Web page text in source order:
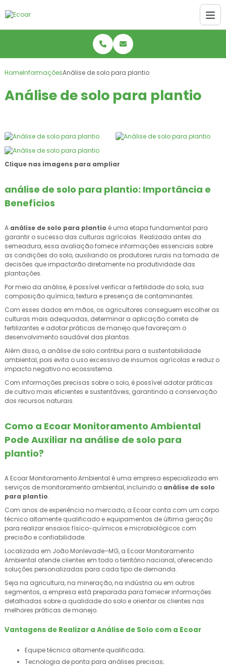
HomeInformaçõesAnálise de solo para plantio
Análise de solo para plantio
Clique nas imagens para ampliar
análise de solo para plantio: Importância e
Benefícios
A análise de solo para plantio é uma etapa fundamental para
garantir o sucesso das culturas agrícolas. Realizada antes da
semeadura, essa avaliação fornece informações essenciais sobre
as condições do solo, auxiliando os produtores rurais na tomada de
decisões que impactarão diretamente na produtividade das
plantações.
Por meio da análise, é possível verificar a fertilidade do solo, sua
composição química, textura e presença de contaminantes.
Com esses dados em mãos, os agricultores conseguem escolher as
culturas mais adequadas, determinar a aplicação correta de
fertilizantes e adotar práticas de manejo que favoreçam o
desenvolvimento saudável das plantas.
Além disso, a análise de solo contribui para a sustentabilidade
ambiental, pois evita o uso excessivo de insumos agrícolas e reduz o
impacto negativo no ecossistema.
Com informações precisas sobre o solo, é possível adotar práticas
de cultivo mais eficientes e sustentáveis, garantindo a conservação
dos recursos naturais.
Como a Ecoar Monitoramento Ambiental
Pode Auxiliar na análise de solo para
plantio?
A Ecoar Monitoramento Ambiental é uma empresa especializada em
serviços de monitoramento ambiental, incluindo a análise de solo
para plantio.
Com anos de experiência no mercado, a Ecoar conta com um corpo
técnico altamente qualificado e equipamentos de última geração
para realizar ensaios físico-químicos e microbiológicos com
precisão e confiabilidade.
Localizada em João Monlevade–MG, a Ecoar Monitoramento
Ambiental atende clientes em todo o território nacional, oferecendo
soluções personalizadas para cada tipo de demanda.
Seja na agricultura, na mineração, na indústria ou em outros
segmentos, a empresa está preparada para fornecer informações
detalhadas sobre a qualidade do solo e orientar os clientes nas
melhores práticas de manejo.
Vantagens de Realizar a Análise de Solo com a Ecoar
Equipe técnica altamente qualificada;
Tecnologia de ponta para análises precisas;